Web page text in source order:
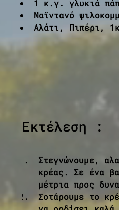
1 κ.γ. γλυκιά
Μαϊντανό
Αλάτι, Πιπέρι,
Εκτέλεση :
Στεγνώνουμε,
κρέας. Σε ένα
μέτρια προς
Σοτάρουμε το